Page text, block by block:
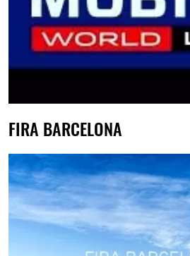
FIRA BARCELONA